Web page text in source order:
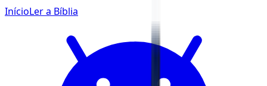
InícioLer a Bíblia